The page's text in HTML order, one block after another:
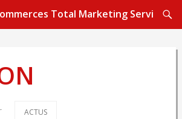
Total Marketing Services
ACTUS